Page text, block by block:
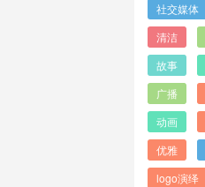
社交媒体
清洁
故事
广播
动画
优雅
logo演绎